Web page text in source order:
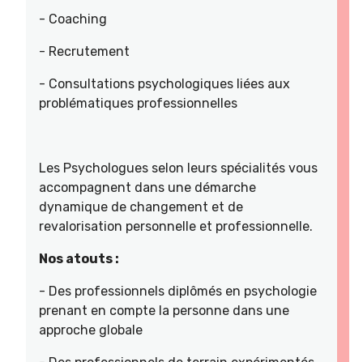
- Coaching
- Recrutement
- Consultations psychologiques liées aux
problématiques professionnelles
Les Psychologues selon leurs spécialités vous
accompagnent dans une démarche
dynamique de changement et de
revalorisation personnelle et professionnelle.
Nos atouts :
- Des professionnels diplômés en psychologie
prenant en compte la personne dans une
approche globale